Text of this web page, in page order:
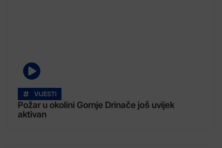
VIJESTI
Požar u okolini Gornje Drinače još uvijek
aktivan